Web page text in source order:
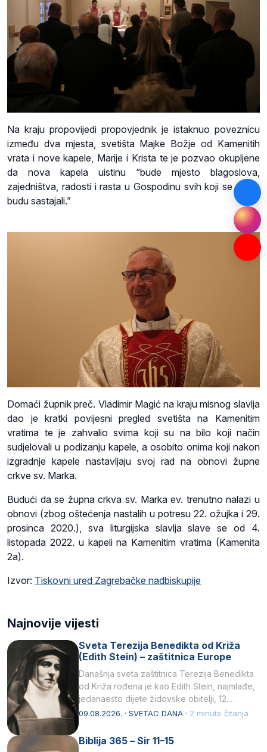
Na kraju propovijedi propovjednik je istaknuo poveznicu
između dva mjesta, svetišta Majke Božje od Kamenitih
vrata i nove kapele, Marije i Krista te je pozvao okupljene
da nova kapela uistinu “bude mjesto blagoslova,
zajedništva, radosti i rasta u Gospodinu svih koji se ovdje
budu sastajali.”
Domaći župnik preč. Vladimir Magić na kraju misnog slavlja
dao je kratki povijesni pregled svetišta na Kamenitim
vratima te je zahvalio svima koji su na bilo koji način
sudjelovali u podizanju kapele, a osobito onima koji nakon
izgradnje kapele nastavljaju svoj rad na obnovi župne
crkve sv. Marka.
Budući da se župna crkva sv. Marka ev. trenutno nalazi u
obnovi (zbog oštećenja nastalih u potresu 22. ožujka i 29.
prosinca 2020.), sva liturgijska slavlja slave se od 4.
listopada 2022. u kapeli na Kamenitim vratima (Kamenita
2a).
Izvor: Tiskovni ured Zagrebačke nadbiskupije
Najnovije vijesti
Sveta Terezija Benedikta od Križa
(Edith Stein) – zaštitnica Europe
Današnja sveta zaštitnica Terezija Benedikta
od Križa rođena je kao Edith Stein, najmlađe,
jedanaesto dijete židovske obitelji, 12.
listopada 1891, u Wrocławu…
09.08.2026. · SVETAC DANA · 2 minute čitanja
Biblija 365 – Sir 11–15